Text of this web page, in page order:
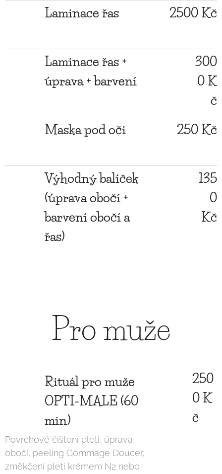
Laminace řas 2500 Kč
Laminace řas +
úprava + barvení
300
0 K
č
Maska pod oči
250 Kč
Výhodný balíček
(úprava obočí +
barvení obočí a
řas)
135
0
Kč
Pro muže
Rituál pro muže
OPTI-MALE (60
min)
Povrchové čištení pleti, úprava
obočí, peeling Gommage Doucer,
změkčení pleti krémem N2 nebo
250
0 K
č